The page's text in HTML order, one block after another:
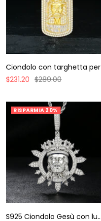
Ciondolo con targhetta per cani Jesus Baguette in moissanite S925
Prezzo
vendita
$231.20 Prezzo
$289.00
RISPARMIA 20%
S925 Ciondolo Gesù con luminosità in moissanite